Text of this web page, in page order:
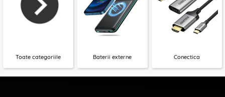
Toate categoriile Baterii externe Conectica